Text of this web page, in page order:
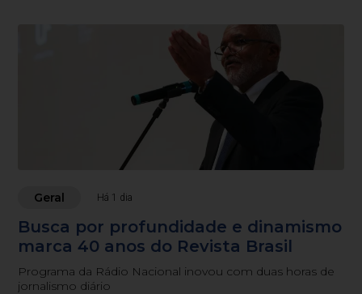
Geral Há 1 dia
Busca por profundidade e dinamismo
marca 40 anos do Revista Brasil
Programa da Rádio Nacional inovou com duas horas de
jornalismo diário